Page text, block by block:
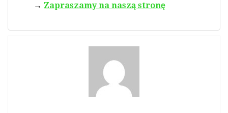
Zapraszamy na naszą stronę